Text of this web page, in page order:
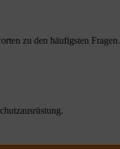
zu den häufigsten Fragen.